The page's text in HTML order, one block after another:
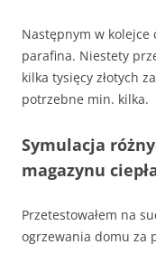
Następnym w kolejce
parafina. Niestety
kilka tysięcy złotych
potrzebne min. kilka.
Symulacja
magazynu
Przetestowałem na
ogrzewania domu za